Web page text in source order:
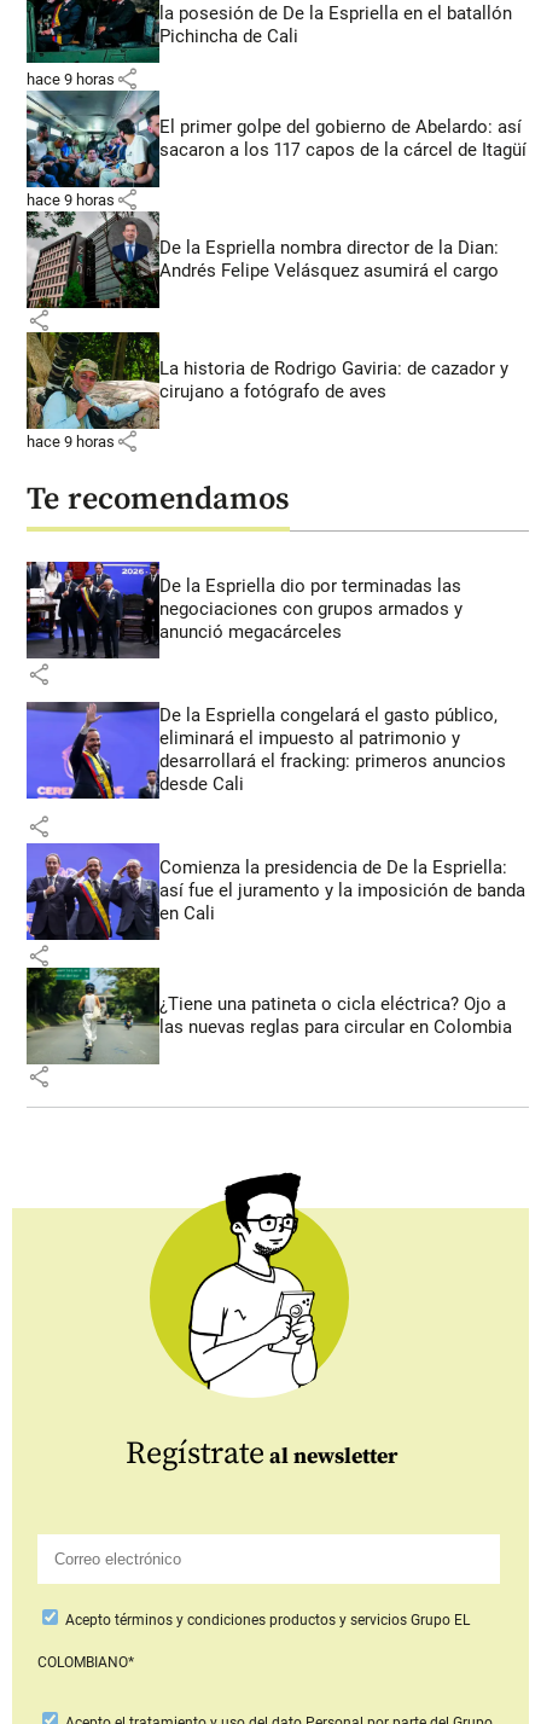
la posesión de De la Espriella en el batallón
Pichincha de Cali
hace 9 horas share
El primer golpe del gobierno de Abelardo: así
sacaron a los 117 capos de la cárcel de Itagüí
hace 9 horas share
De la Espriella nombra director de la Dian:
Andrés Felipe Velásquez asumirá el cargo
share
La historia de Rodrigo Gaviria: de cazador y
cirujano a fotógrafo de aves
hace 9 horas share
Te recomendamos
De la Espriella dio por terminadas las
negociaciones con grupos armados y
anunció megacárceles
share
De la Espriella congelará el gasto público,
eliminará el impuesto al patrimonio y
desarrollará el fracking: primeros anuncios
desde Cali
share
Comienza la presidencia de De la Espriella:
así fue el juramento y la imposición de banda
en Cali
share
¿Tiene una patineta o cicla eléctrica? Ojo a
las nuevas reglas para circular en Colombia
share
Regístrate al newsletter
Aceptotérminos y condiciones productos y serviciosGrupo EL
COLOMBIANO*